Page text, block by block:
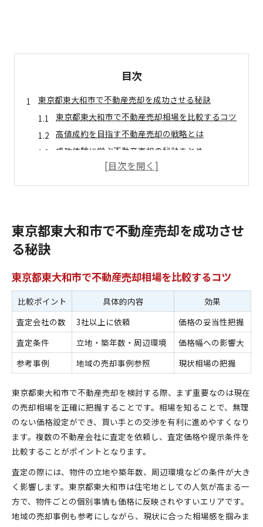
目次
東京都東大和市で不動産売却を成功させる秘訣
東京都東大和市で不動産売却相場を比較するコツ
高値成約を目指す不動産売却の戦略とは
成功体験に学ぶ不動産売却の秘訣まとめ
不動産売却を検討するなら押さえたい注意点
売却期間短縮のための不動産売却準備術
基礎知識から実践へ不動産売却のポイント
初めての不動産売却で失敗しないための心得
知識を活かした不動産売却成功の秘訣
住み替えや処分時の不動産売却ポイント集
住み替え時に役立つ不動産売却の流れ比較
不要物件を賢く売却するための準備法
不動産売却で押さえておきたい税金知識
住み替え成功のための不動産売却タイミング
相続物件の不動産売却で注意すべき点
高値成約を目指す不動産会社選びのコツ
不動産売却に強い会社の選び方・比較表
信頼できる不動産売却パートナーの見極め方
複数社査定を活用した高値売却の秘訣
地域密着型不動産会社のメリットと活用法
不動産売却で失敗しない会社選びの注意点
スムーズな売却活動を進めるための準備法
東京都東大和市で不動産売却を成功させ
る秘訣
東京都東大和市で不動産売却相場を比較するコツ
比較ポイント 具体的内容
効果
査定会社の数
3社以上に依頼
価格の妥当性把握
査定条件
立地・築年数・周辺環境
価格幅への影響大
参考事例
地域の売却事例参照 現状相場の把握
東京都東大和市で不動産売却を検討する際、まず重要なのは現在
の売却相場を正確に把握することです。相場を知ることで、無理
のない価格設定ができ、買い手との交渉を有利に進めやすくなり
ます。複数の不動産会社に査定を依頼し、査定価格や提示条件を
比較することがポイントとなります。
査定の際には、物件の立地や築年数、周辺環境などの条件が大き
く影響します。東京都東大和市は住宅地としての人気が高まる一
方で、物件ごとの個別事情も価格に反映されやすいエリアです。
地域の売却事例も参考にしながら、現状に合った相場感を掴みま